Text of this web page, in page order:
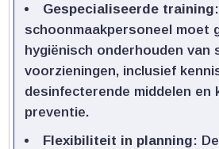
Gespecialiseerde training
schoonmaakpersoneel moet
hygiënisch onderhouden van
voorzieningen, inclusief
desinfecterende middelen en
preventie.​
Flexibiliteit in planning: